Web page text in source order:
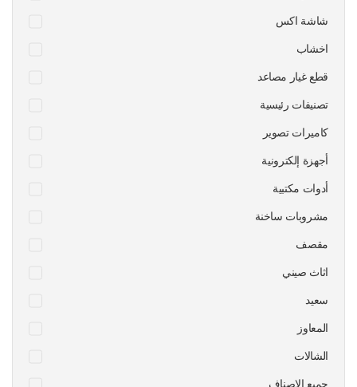
شاشة اكس
اخشاب
قطع غيار مصاعد
تصنيفات رئيسية
كاميرات تصوير
أجهزة إلكترونية
أدوات مكتبية
مشروبات ساخنة
مقصف
اثاث صيني
سعيد
المعاوز
الشالات
جميع الاصناف